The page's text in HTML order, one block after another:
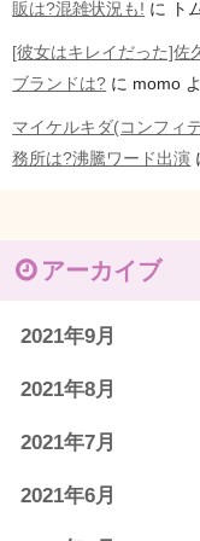
販は?混雑状況も! に ト
[彼女はキレイだった]佐
ブランドは? に momo
マイケルキダ(コンフィ
務所は?沸騰ワード出演
アーカイブ
2021年9月
2021年8月
2021年7月
2021年6月